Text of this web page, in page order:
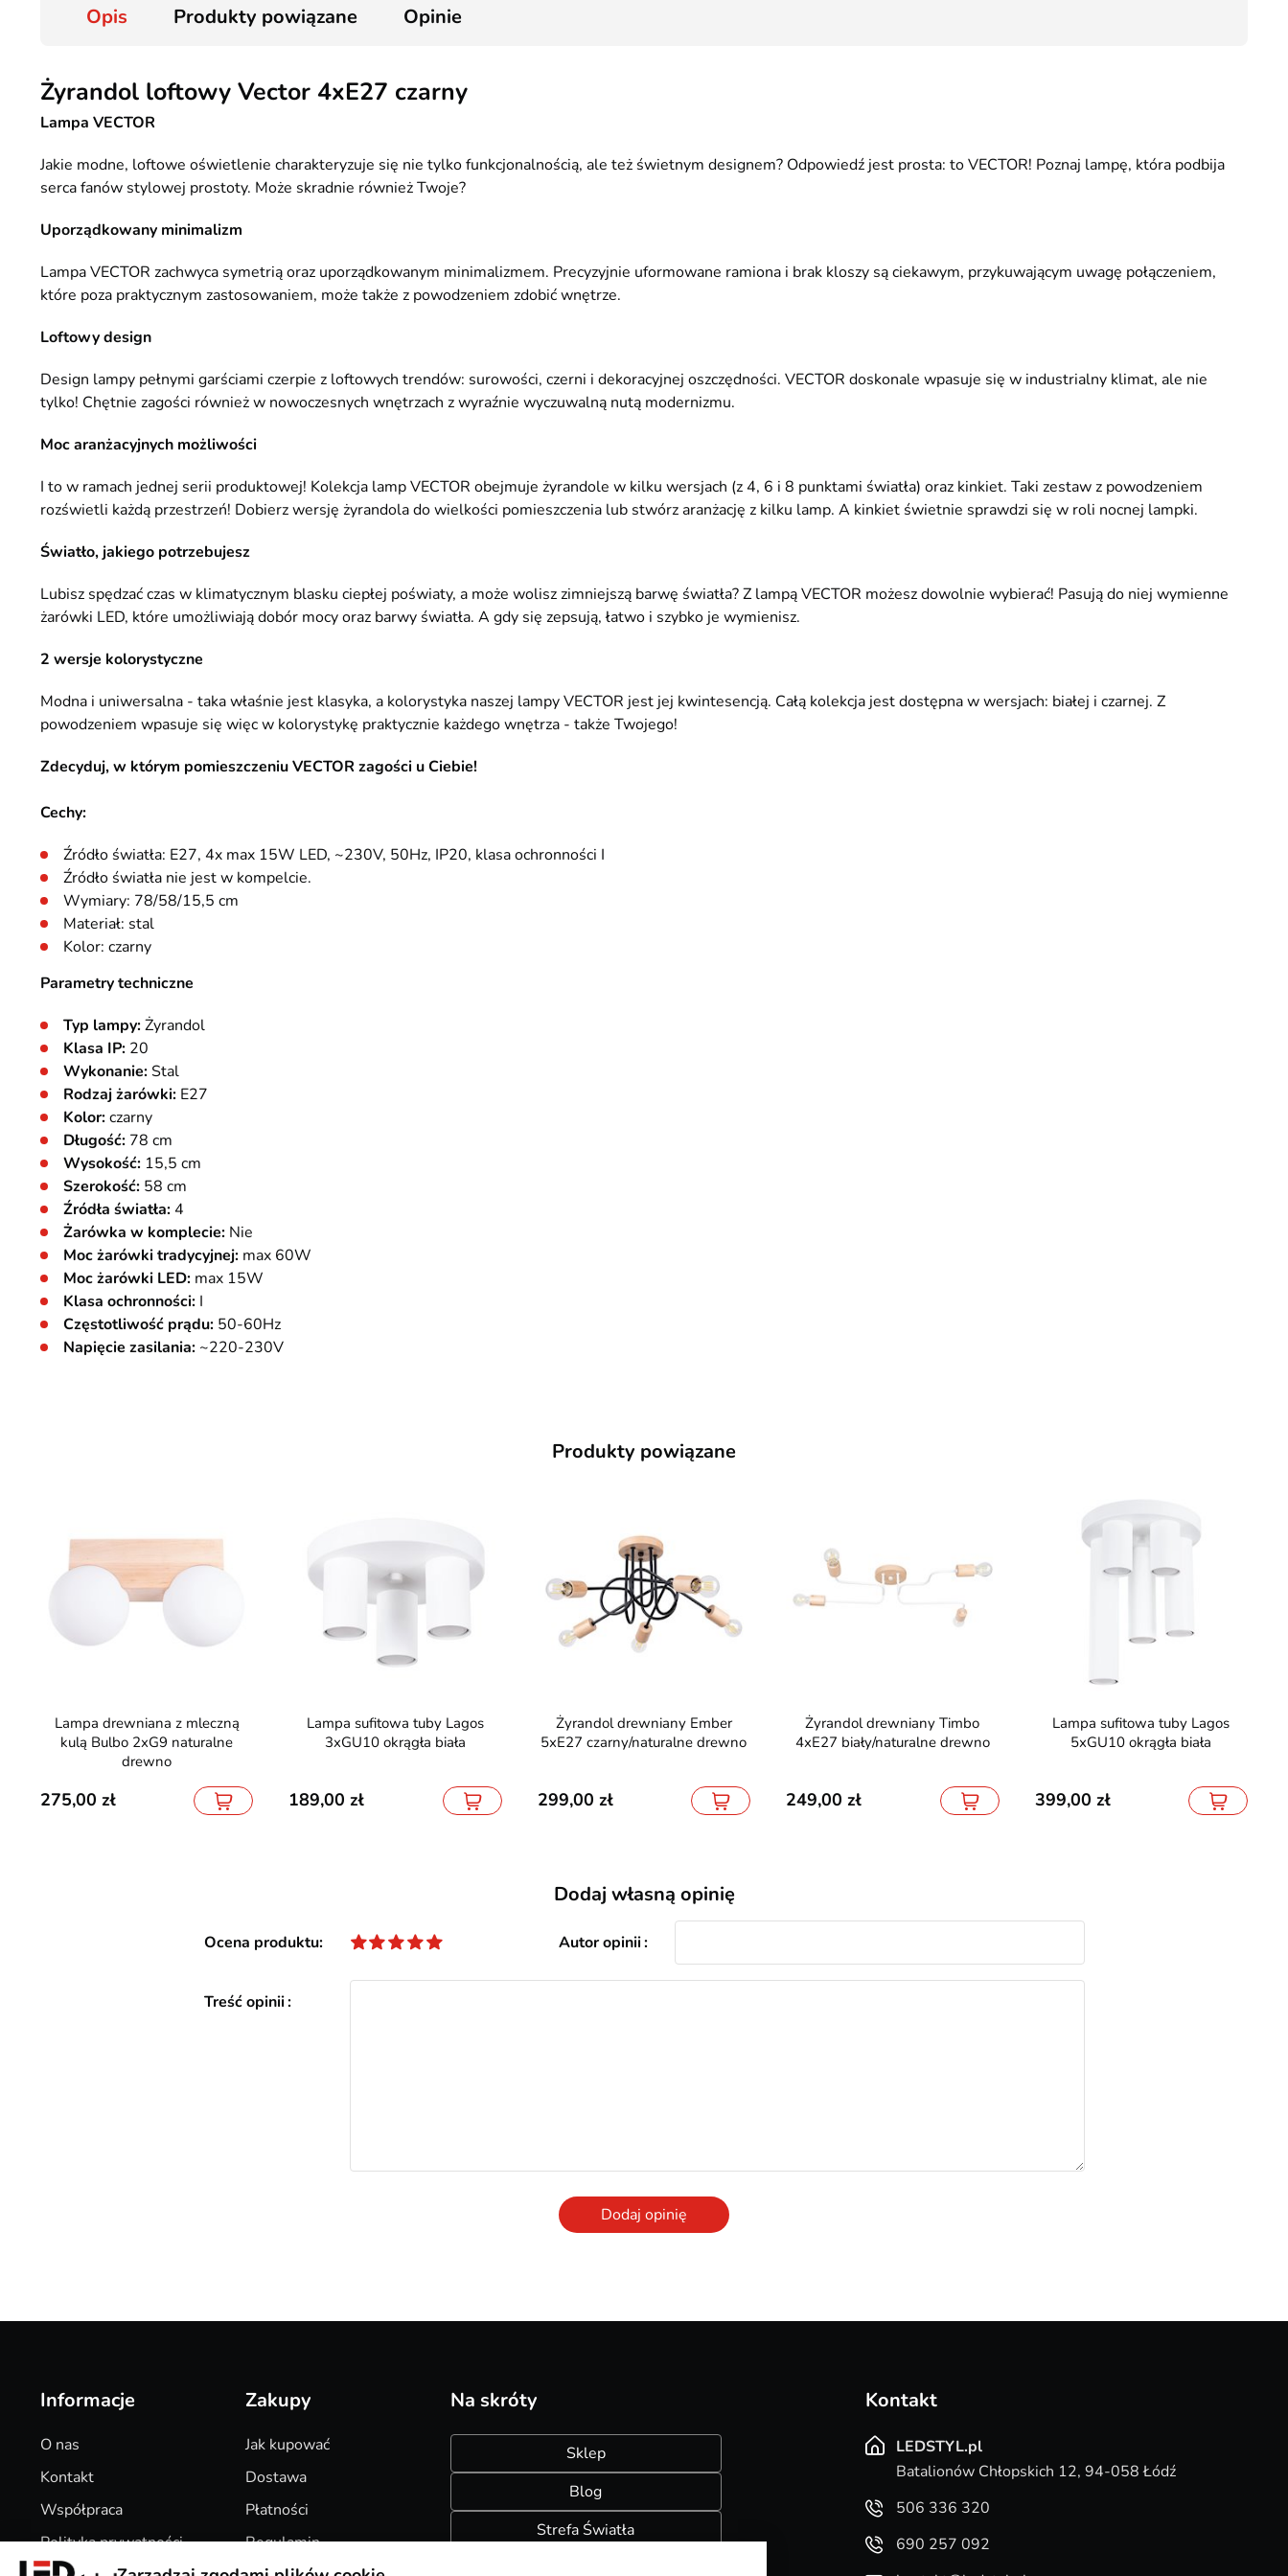
Opis Produkty powiązane Opinie
Żyrandol loftowy Vector 4xE27 czarny
Lampa VECTOR
Jakie modne, loftowe oświetlenie charakteryzuje się nie tylko funkcjonalnością, ale też świetnym designem? Odpowiedź jest prosta: to VECTOR! Poznaj lampę, która podbija
serca fanów stylowej prostoty. Może skradnie również Twoje?
Uporządkowany minimalizm
Lampa VECTOR zachwyca symetrią oraz uporządkowanym minimalizmem. Precyzyjnie uformowane ramiona i brak kloszy są ciekawym, przykuwającym uwagę połączeniem,
które poza praktycznym zastosowaniem, może także z powodzeniem zdobić wnętrze.
Loftowy design
Design lampy pełnymi garściami czerpie z loftowych trendów: surowości, czerni i dekoracyjnej oszczędności. VECTOR doskonale wpasuje się w industrialny klimat, ale nie
tylko! Chętnie zagości również w nowoczesnych wnętrzach z wyraźnie wyczuwalną nutą modernizmu.
Moc aranżacyjnych możliwości
I to w ramach jednej serii produktowej! Kolekcja lamp VECTOR obejmuje żyrandole w kilku wersjach (z 4, 6 i 8 punktami światła) oraz kinkiet. Taki zestaw z powodzeniem
rozświetli każdą przestrzeń! Dobierz wersję żyrandola do wielkości pomieszczenia lub stwórz aranżację z kilku lamp. A kinkiet świetnie sprawdzi się w roli nocnej lampki.
Światło, jakiego potrzebujesz
Lubisz spędzać czas w klimatycznym blasku ciepłej poświaty, a może wolisz zimniejszą barwę światła? Z lampą VECTOR możesz dowolnie wybierać! Pasują do niej wymienne
żarówki LED, które umożliwiają dobór mocy oraz barwy światła. A gdy się zepsują, łatwo i szybko je wymienisz.
2 wersje kolorystyczne
Modna i uniwersalna - taka właśnie jest klasyka, a kolorystyka naszej lampy VECTOR jest jej kwintesencją. Całą kolekcja jest dostępna w wersjach: białej i czarnej. Z
powodzeniem wpasuje się więc w kolorystykę praktycznie każdego wnętrza - także Twojego!
Zdecyduj, w którym pomieszczeniu VECTOR zagości u Ciebie!
Cechy:
Źródło światła: E27, 4x max 15W LED, ~230V, 50Hz, IP20, klasa ochronności I
Źródło światła nie jest w kompelcie.
Wymiary: 78/58/15,5 cm
Materiał: stal
Kolor: czarny
Parametry techniczne
Typ lampy:Żyrandol
Klasa IP: 20
Wykonanie:Stal
Rodzaj żarówki: E27
Kolor:czarny
Długość: 78 cm
Wysokość: 15,5 cm
Szerokość: 58 cm
Źródła światła:4
Żarówka w komplecie: Nie
Moc żarówki tradycyjnej: max 60W
Moc żarówki LED: max 15W
Klasa ochronności: I
Częstotliwość prądu: 50-60Hz
Napięcie zasilania: ~220-230V
Produkty powiązane
Lampa drewniana z mleczną
kulą Bulbo 2xG9 naturalne
drewno
275,00
Lampa sufitowa tuby Lagos
3xGU10 okrągła biała
189,00
Żyrandol drewniany Ember
5xE27 czarny/naturalne drewno
299,00
Żyrandol drewniany Timbo
4xE27 biały/naturalne drewno
249,00
Lampa sufitowa tuby Lagos
5xGU10 okrągła biała
399,00
Dodaj własną opinię
Ocena produktu Autor opinii
Treść opinii
Dodaj opinię
Informacje
O nas
Kontakt
Współpraca
Polityka prywatności
Zakupy
Jak kupować
Dostawa
Płatności
Regulamin
Na skróty
Sklep
Blog
Strefa Światła
Kontakt
LEDSTYL.pl
Batalionów Chłopskich 12, 94-058 Łódź
506 336 320
690 257 092